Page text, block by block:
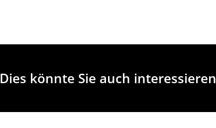
Dies könnte Sie auch interessieren